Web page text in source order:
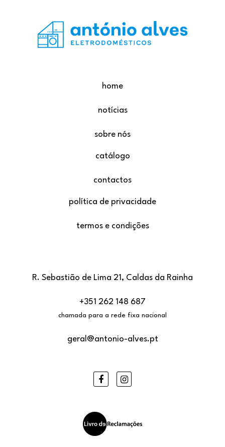
home
notícias
sobre nós
catálogo
contactos
política de privacidade
termos e condições
R. Sebastião de Lima 21, Caldas da Rainha
+351 262 148 687
chamada para a rede fixa nacional
geral@antonio-alves.pt
FacebookInstagram